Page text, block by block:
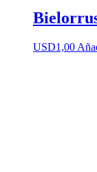
USD1,00